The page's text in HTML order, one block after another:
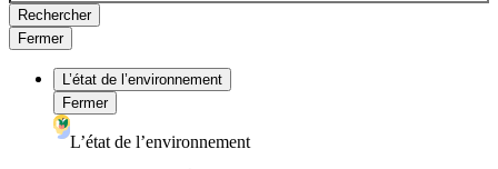
Rechercher
Fermer
L’état de l’environnement
Fermer
L’état de l’environnement